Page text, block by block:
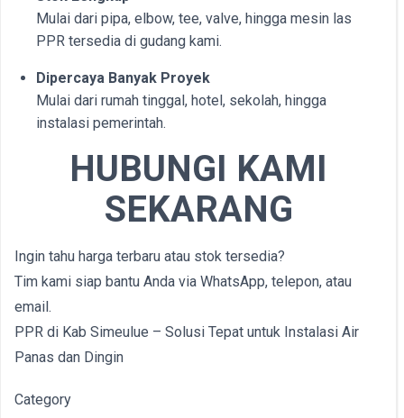
Mulai dari pipa, elbow, tee, valve, hingga mesin las
PPR tersedia di gudang kami.
Dipercaya Banyak Proyek
Mulai dari rumah tinggal, hotel, sekolah, hingga
instalasi pemerintah.
HUBUNGI KAMI
SEKARANG
Ingin tahu harga terbaru atau stok tersedia?
Tim kami siap bantu Anda via WhatsApp, telepon, atau
email.
PPR di Kab Simeulue – Solusi Tepat untuk Instalasi Air
Panas dan Dingin
Category